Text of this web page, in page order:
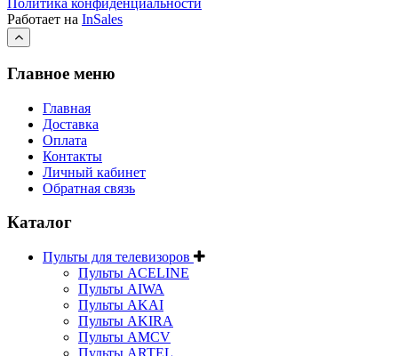
Политика конфиденциальности
Работает на InSales
Главное меню
Главная
Доставка
Оплата
Контакты
Личный кабинет
Обратная связь
Каталог
Пульты для телевизоров
Пульты ACELINE
Пульты AIWA
Пульты AKAI
Пульты AKIRA
Пульты AMCV
Пульты ARTEL